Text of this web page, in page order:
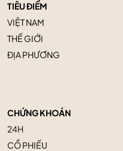
TIÊU ĐIỂM
VIỆT NAM
THẾ GIỚI
ĐỊA PHƯƠNG
CHỨNG KHOÁN
24H
CỔ PHIẾU